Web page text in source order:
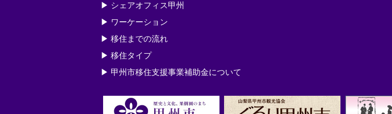
シェアオフィス甲州
ワーケーション
移住までの流れ
移住タイプ
甲州市移住支援事業補助金について